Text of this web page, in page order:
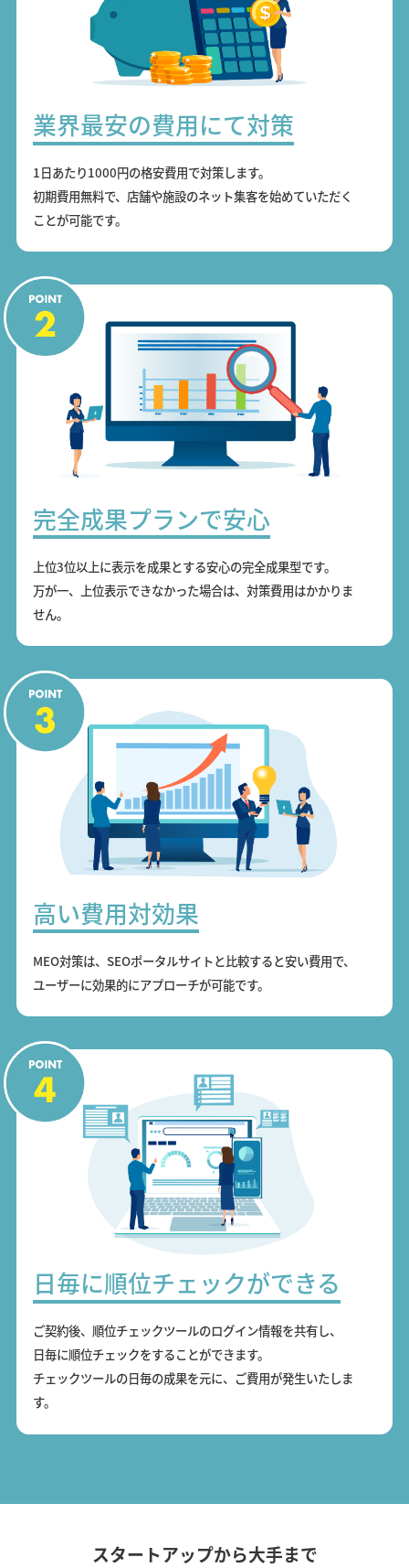
業界最安の費用にて対策
1日あたり1000円の格安費用で対策します。
初期費用無料で、店舗や施設のネット集客を始めていただく
ことが可能です。
完全成果プランで安心
上位3位以上に表示を成果とする安心の完全成果型です。
万が一、上位表示できなかった場合は、対策費用はかかりま
せん。
高い費用対効果
MEO対策は、SEOポータルサイトと比較すると安い費用で、
ユーザーに効果的にアプローチが可能です。
日毎に順位チェックができる
ご契約後、順位チェックツールのログイン情報を共有し、
日毎に順位チェックをすることができます。
チェックツールの日毎の成果を元に、ご費用が発生いたしま
す。
スタートアップから大手まで